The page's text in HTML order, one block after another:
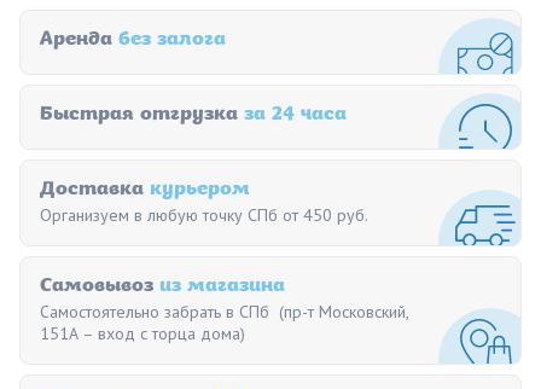
Аренда без залога
Быстрая отгрузка за 24 часа
Доставка курьером
Организуем в любую точку СПб от 450 руб.
Самовывоз из магазина
Самостоятельно забрать в СПб (пр-т Московский,
151А – вход с торца дома)